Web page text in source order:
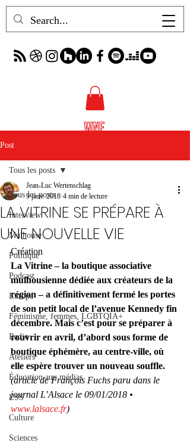
Post
Tous les posts
Interview
Mulhouse
Politique
Podcast
Europa
Féminisme, femmes, LGBTQIA+
Radio
Ateliers
Éducation aux médias
ESS
Culture
Sciences
Tous les posts
LA VITRINE SE PRÉPARE À
UNE NOUVELLE VIE
Jean-Luc Wertenschlag
9 janv. 2018 4 min de lecture
Création
La Vitrine – la boutique associative
mulhousienne dédiée aux créateurs de la
région – a définitivement fermé les portes
de son petit local de l’avenue Kennedy fin
décembre. Mais c’est pour se préparer à
rouvrir en avril, d’abord sous forme de
boutique éphémère, au centre-ville, où
elle espère trouver un nouveau souffle.
(article de François Fuchs paru dans le
journal L’Alsace le 09/01/2018 •
www.lalsace.fr)